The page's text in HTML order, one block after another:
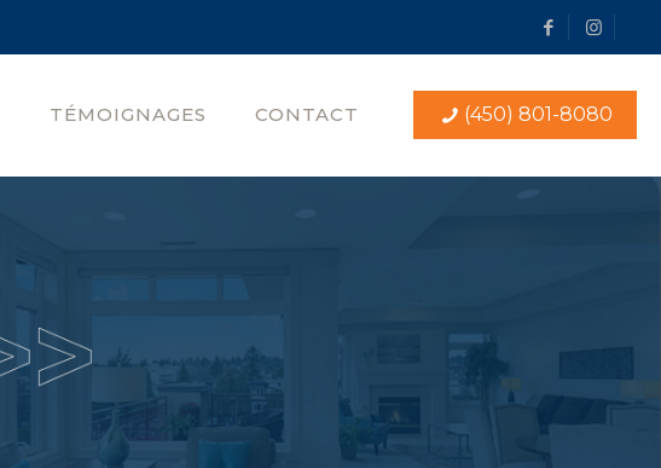
TÉMOIGNAGES CONTACT (450) 801-8080